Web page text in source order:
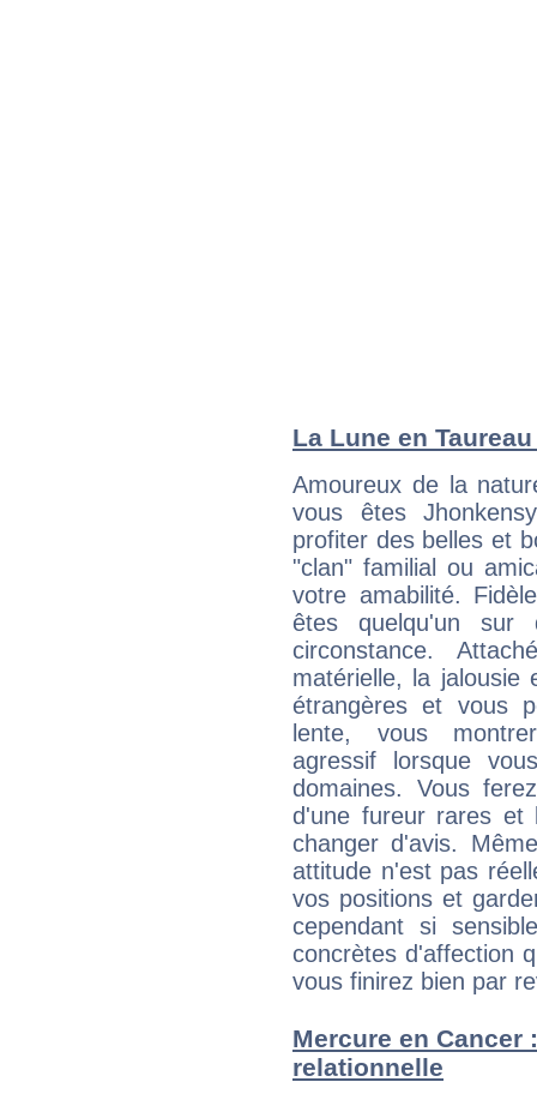
La Lune en
Amoureux de la
vous êtes
profiter des belles et
"clan" familial ou
votre amabilité.
êtes quelqu'un
circonstance.
matérielle, la jalousie
étrangères et vous
lente, vous
agressif lorsque
domaines. Vous
d'une fureur rares et
changer d'avis.
attitude n'est pas
vos positions et
cependant si
concrètes d'affection
vous finirez bien par
Mercure en
relationnelle